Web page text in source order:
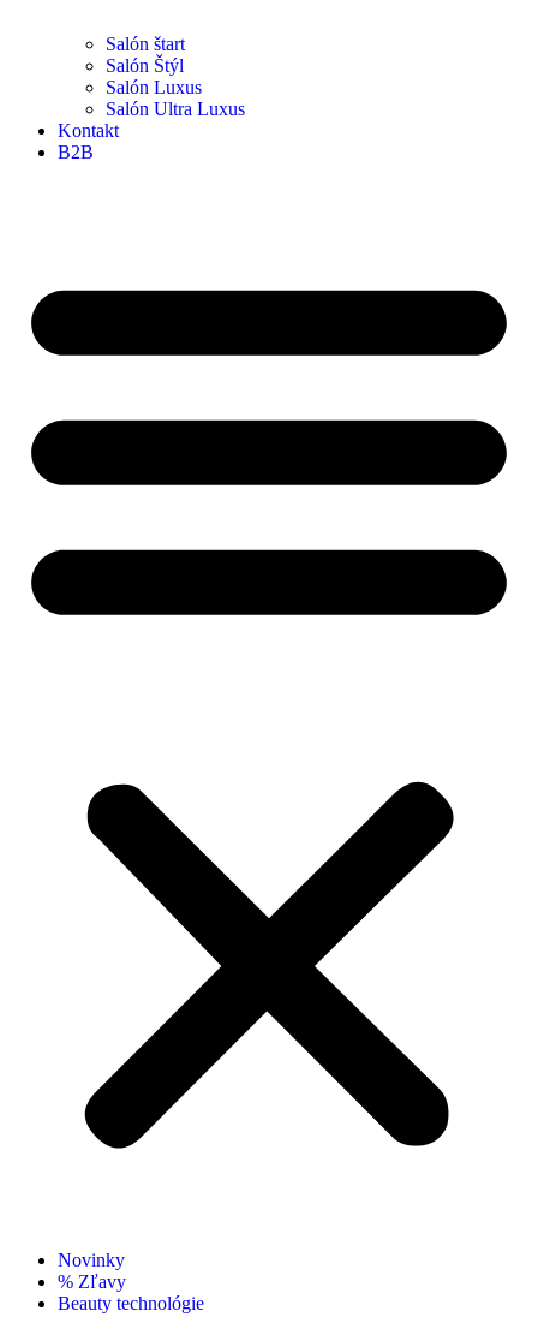
Salón štart
Salón Štýl
Salón Luxus
Salón Ultra Luxus
Kontakt
B2B
Novinky
% Zľavy
Beauty technológie